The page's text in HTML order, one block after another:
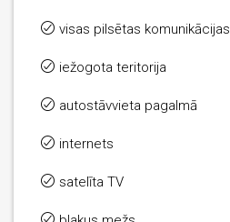
visas pilsētas komunikācijas
iežogota teritorija
autostāvvieta pagalmā
internets
satelīta TV